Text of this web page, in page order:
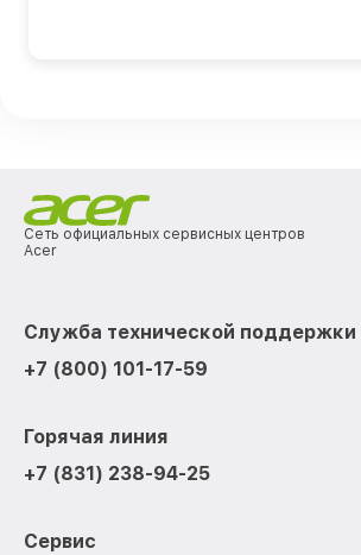
Сеть официальных сервисных центров
Acer
Служба технической поддержки
+7 (800) 101-17-59
Горячая линия
+7 (831) 238-94-25
Сервис